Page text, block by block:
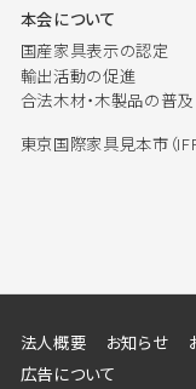
本会について
国産家具表示の認定
輸出活動の促進
合法木材・木製品の普及
東京国際家具見本市（
法人概要 お知らせ
広告について